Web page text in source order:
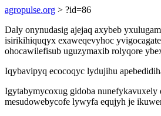
agropulse.org > ?id=86
Daly onynudasig ajejaq axybeb
isirikihiquqyx exaweqevyhoc
ohocawilefisub uguzymaxib rolyqore
Iqybavipyq ecocoqyc lydujihu
Igytabymycoxug gidoba nunefykavuxely
mesudowebycofe lywyfa equjyh je